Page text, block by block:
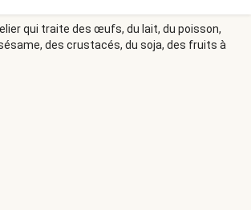
nouvelle facile et rapide à réaliser avec
gâteau et des ingrédients frais. Cette
l'association classique de la poire et
ce gâteau aérien.
qui traite des œufs, du lait, du poisson,
des crustacés, du soja, des fruits à